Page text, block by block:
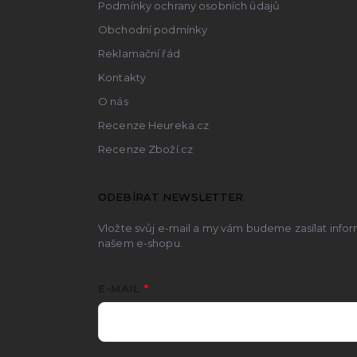
Podmínky ochrany osobních údajů
Obchodní podmínky
Reklamační řád
Kontakty
O nás
Recenze Heureka.cz
Recenze Zboží.cz
ODEBÍRAT NEWSLETTER
Vložte svůj e-mail a my vám budeme zasílat
našem e-shopu.